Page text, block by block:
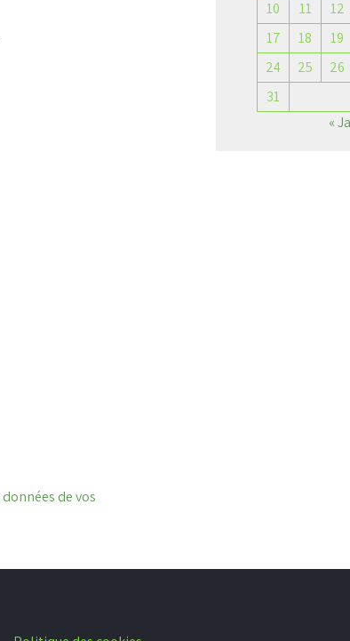
de vos
10
11 12
17
18 19
24
25 26
31
«